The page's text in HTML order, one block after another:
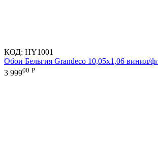
КОД: HY1001
Обои Бельгия Grandeco 10,05х1,06 винил/
3 99900 Р